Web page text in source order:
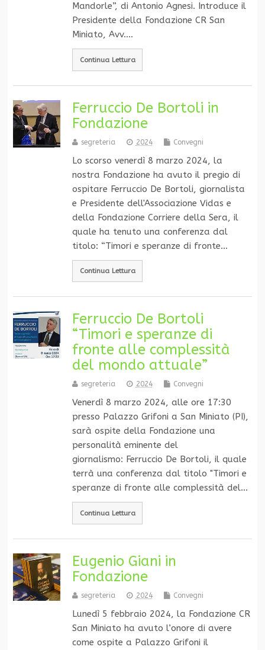
Mandorle”, di Antonio Agnesi. Introduce il
Presidente della Fondazione CR San
Miniato, Avv.…
Continua Lettura
Ferruccio De Bortoli in
Fondazione
segreteria 2024 Convegni
Lo scorso venerdì 8 marzo 2024, la
nostra Fondazione ha avuto il pregio di
ospitare Ferruccio De Bortoli, giornalista
e Presidente dell'Associazione Vidas e
della Fondazione Corriere della Sera, il
quale ha tenuto una conferenza dal
titolo: “Timori e speranze di fronte…
Continua Lettura
Ferruccio De Bortoli
“Timori e speranze di
fronte alle complessità
del mondo attuale”
segreteria 2024 Convegni
Venerdì 8 marzo 2024, alle ore 17:30
presso Palazzo Grifoni a San Miniato (PI),
sarà ospite della Fondazione una
personalità eminente del
giornalismo: Ferruccio De Bortoli, il quale
terrà una conferenza dal titolo "Timori e
speranze di fronte alle complessità del…
Continua Lettura
Eugenio Giani in
Fondazione
segreteria 2024 Convegni
Lunedì 5 febbraio 2024, la Fondazione CR
San Miniato ha avuto l’onore di avere
come ospite a Palazzo Grifoni il